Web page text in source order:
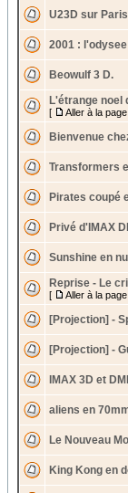
U23D sur Paris
2001 :
Beowulf 3 D.
L'étrange noel
[ Aller à la page:
Bienvenue
Transformers
Pirates coupé
Privé d'IMAX
Sunshine en
Reprise - Le
[ Aller à la page:
[Projection] -
[Projection] -
IMAX 3D et
aliens en
Le Nouveau
King Kong en